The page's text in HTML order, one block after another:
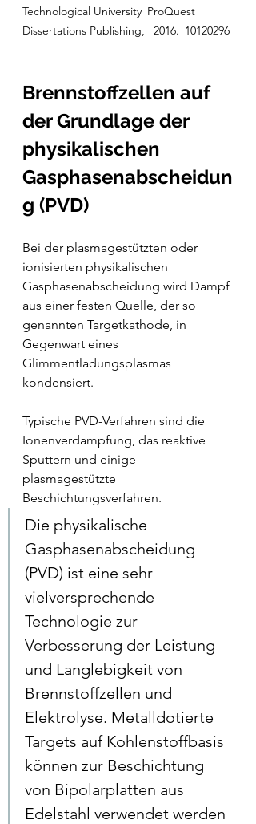
Technological University ProQuest
Dissertations Publishing,  2016. 10120296
Brennstoffzellen auf
der Grundlage der
physikalischen
Gasphasenabscheidun
g (PVD)
Bei der plasmagestützten oder
ionisierten physikalischen
Gasphasenabscheidung wird Dampf
aus einer festen Quelle, der so
genannten Targetkathode, in
Gegenwart eines
Glimmentladungsplasmas
kondensiert.
Typische PVD-Verfahren sind die
Ionenverdampfung, das reaktive
Sputtern und einige
plasmagestützte
Beschichtungsverfahren.
Die physikalische
Gasphasenabscheidung
(PVD) ist eine sehr
vielversprechende
Technologie zur
Verbesserung der Leistung
und Langlebigkeit von
Brennstoffzellen und
Elektrolyse. Metalldotierte
Targets auf Kohlenstoffbasis
können zur Beschichtung
von Bipolarplatten aus
Edelstahl verwendet werden